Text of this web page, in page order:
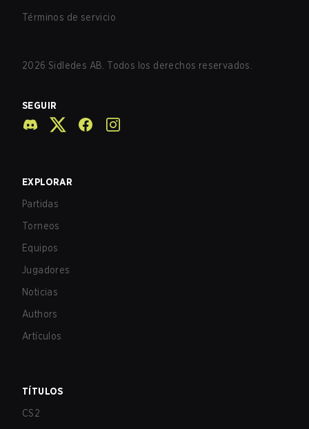
Términos de servicio
2026 Sidledes AB. Todos los derechos reservados.
SEGUIR
EXPLORAR
Partidas
Torneos
Equipos
Jugadores
Noticias
Authors
Artículos
TÍTULOS
CS2